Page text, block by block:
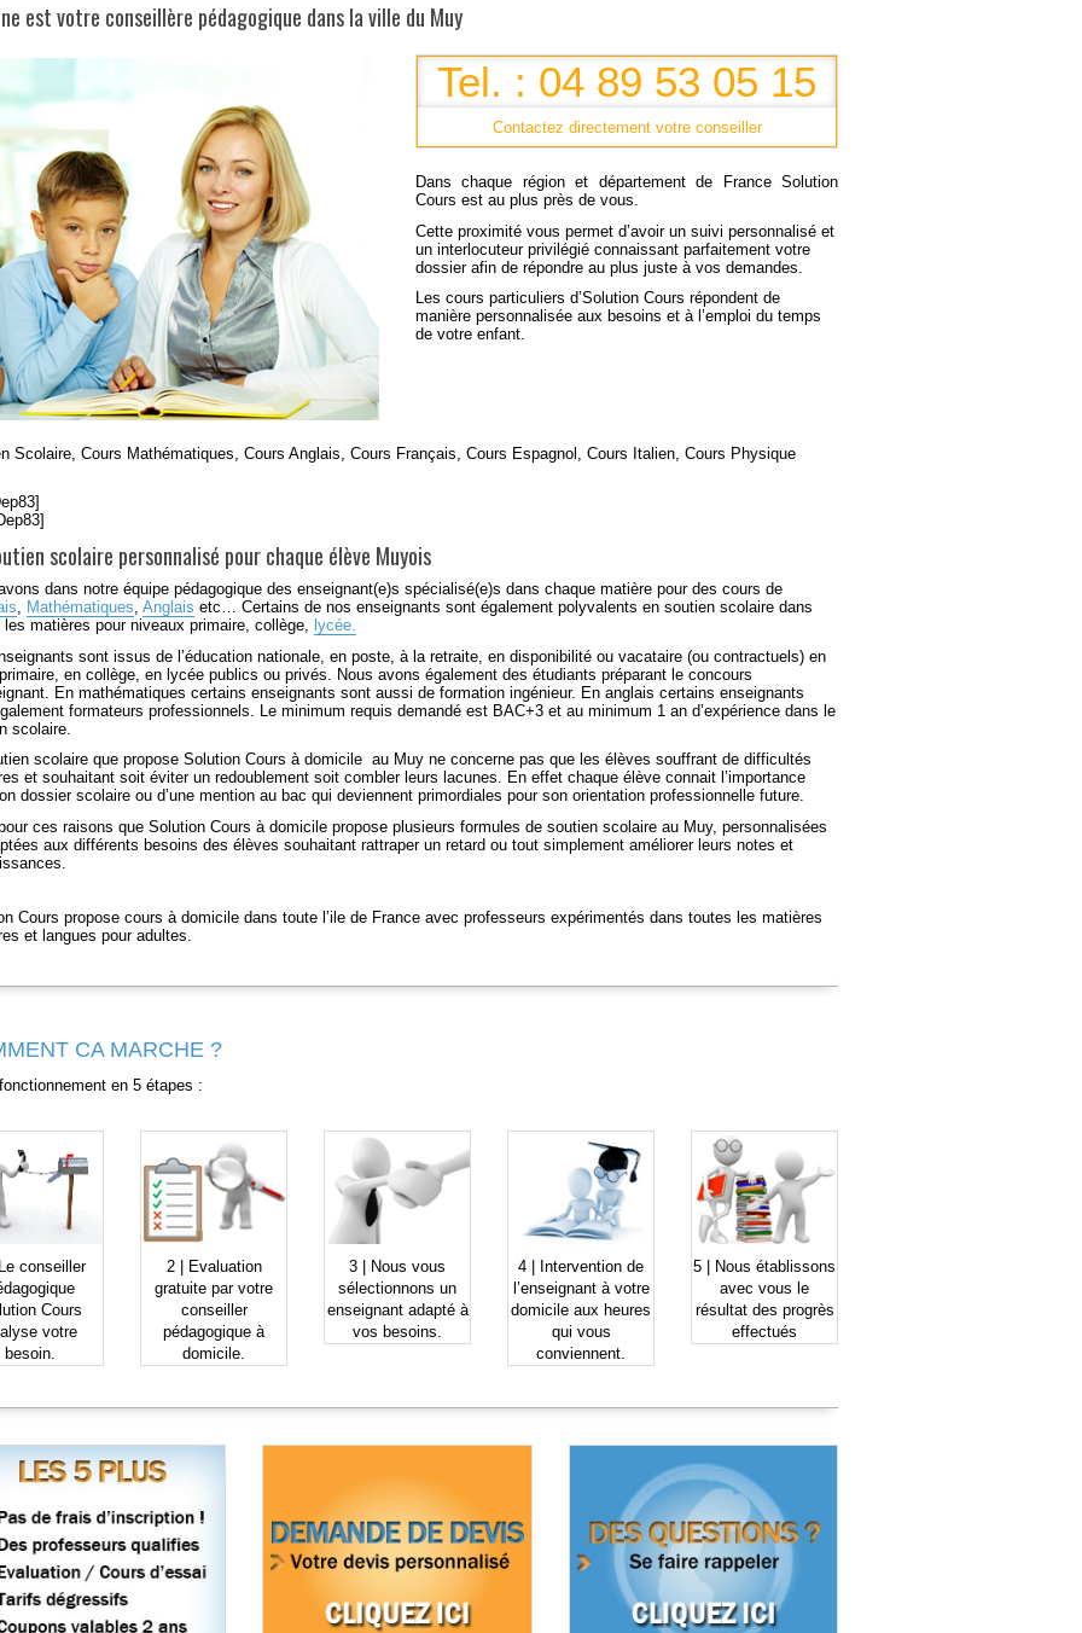
est votre conseillère pédagogique dans la ville du Muy
Tel. : 04 89 53 05 15
Contactez directement votre conseiller
Dans chaque régionet départementde FranceSolution
Cours est au plus près de vous.
Cette proximité vous permet d’avoir un suivi personnalisé et
un interlocuteur privilégié connaissant parfaitement votre
dossier afin de répondre au plus juste à vos demandes
Les cours particuliers d’Solution Cours répondent de
manière personnalisée aux besoins et à l’emploi du temps
de votre enfant
Scolaire, Cours Mathématiques, Cours Anglais, Cours Français, Cours Espagnol, Cours Italien, Cours Physique
scolaire personnalisé pour chaque élève Muyois
dans notre équipe pédagogique des enseignant(e)s spécialisé(e)s dans chaque matière pour des cours de
, Mathématiques, Anglais etc… Certains de nos enseignants sont également polyvalents en soutien scolaire dans
les matières pour niveaux primaire, collège, lycée.
sont issus de l’éducation nationale, en poste, à la retraite, en disponibilité ou vacataire (ou contractuels) en
en collège, en lycée publics ou privés. Nous avons également des étudiants préparant le concours
En mathématiques certains enseignants sont aussi de formation ingénieur. En anglais certains enseignants
formateurs professionnels. Le minimum requis demandé est BAC+3 et au minimum 1 an d’expérience dans le
scolaire.
scolaire que propose Solution Cours à domicile au Muy ne concerne pas que les élèves souffrant de difficultés
et souhaitant soit éviter un redoublement soit combler leurs lacunes. En effet chaque élève connait l’importance
dossier scolaire ou d’une mention au bac qui deviennent primordiales pour son orientation professionnelle future.
ces raisons que Solution Cours à domicile propose plusieurs formules de soutien scolaire au Muy, personnalisées
aux différents besoins des élèves souhaitant rattraper un retard ou tout simplement améliorer leurs notes et
Cours propose cours à domicile dans toute l’ile de France avec professeurs expérimentés dans toutes les matières
et langues pour adultes.
CA MARCHE ?
en 5 étapes :
conseiller
Cours
votre
besoin.
2 | Evaluation
gratuite par votre
conseiller
pédagogique à
domicile.
3 | Nous vous
sélectionnons un
enseignantadapté à
vos besoins.
4 | Intervention de
l’enseignant à votre
domicile aux heures
qui vous
conviennent.
5 | Nous établissons
avec vous le
résultat des progrès
effectués